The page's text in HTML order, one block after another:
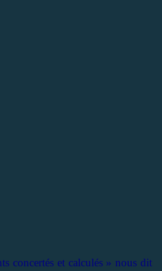
concertés et calculés » nous dit